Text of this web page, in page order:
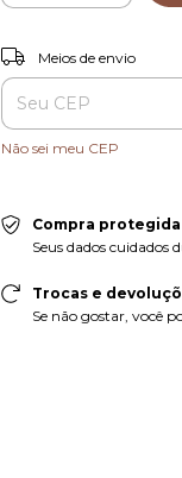
Entregas para o CEP:
Meios de envio
Não sei meu CEP
Compra protegida
Seus dados cuidados
Trocas e
Se não gostar, você